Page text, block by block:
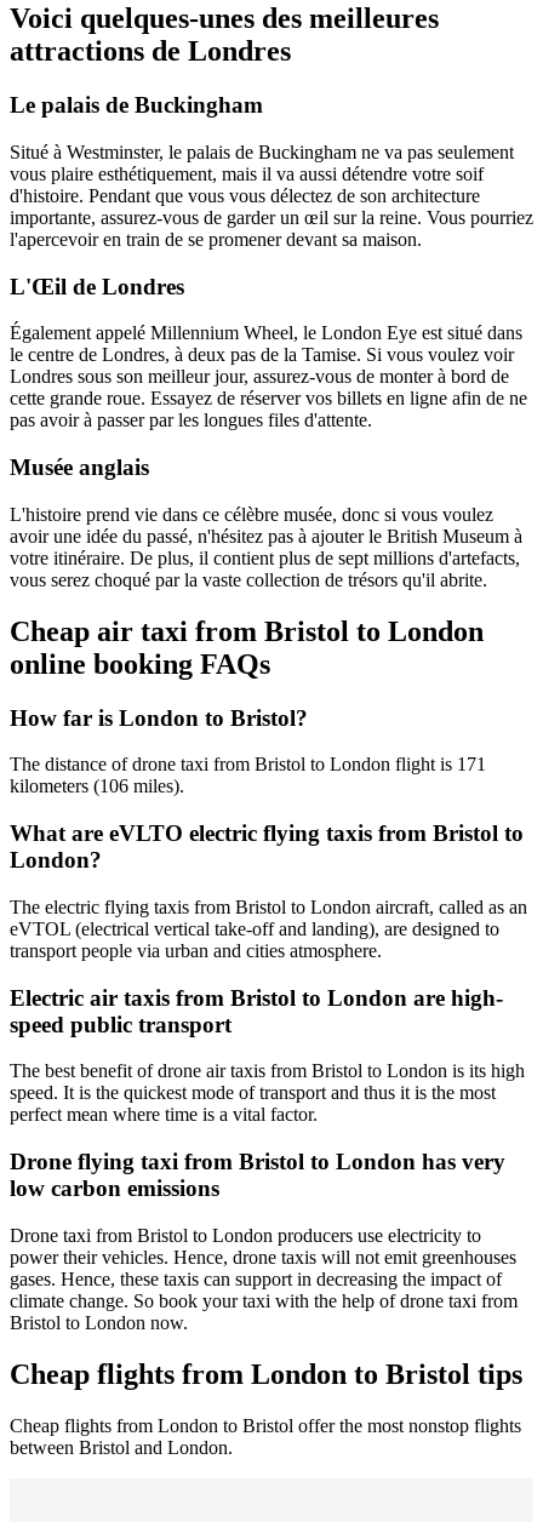
Voici quelques-unes des meilleures
attractions de Londres
Le palais de Buckingham
Situé à Westminster, le palais de Buckingham ne va pas seulement
vous plaire esthétiquement, mais il va aussi détendre votre soif
d'histoire. Pendant que vous vous délectez de son architecture
importante, assurez-vous de garder un œil sur la reine. Vous pourriez
l'apercevoir en train de se promener devant sa maison.
L'Œil de Londres
Également appelé Millennium Wheel, le London Eye est situé dans
le centre de Londres, à deux pas de la Tamise. Si vous voulez voir
Londres sous son meilleur jour, assurez-vous de monter à bord de
cette grande roue. Essayez de réserver vos billets en ligne afin de ne
pas avoir à passer par les longues files d'attente.
Musée anglais
L'histoire prend vie dans ce célèbre musée, donc si vous voulez
avoir une idée du passé, n'hésitez pas à ajouter le British Museum à
votre itinéraire. De plus, il contient plus de sept millions d'artefacts,
vous serez choqué par la vaste collection de trésors qu'il abrite.
Cheap air taxi from Bristol to London
online booking FAQs
How far is London to Bristol?
The distance of drone taxi from Bristol to London flight is 171
kilometers (106 miles).
What are eVLTO electric flying taxis from Bristol to
London?
The electric flying taxis from Bristol to London aircraft, called as an
eVTOL (electrical vertical take-off and landing), are designed to
transport people via urban and cities atmosphere.
Electric air taxis from Bristol to London are high-
speed public transport
The best benefit of drone air taxis from Bristol to London is its high
speed. It is the quickest mode of transport and thus it is the most
perfect mean where time is a vital factor.
Drone flying taxi from Bristol to London has very
low carbon emissions
Drone taxi from Bristol to London producers use electricity to
power their vehicles. Hence, drone taxis will not emit greenhouses
gases. Hence, these taxis can support in decreasing the impact of
climate change. So book your taxi with the help of drone taxi from
Bristol to London now.
Cheap flights from London to Bristol tips
Cheap flights from London to Bristol offer the most nonstop flights
between Bristol and London.